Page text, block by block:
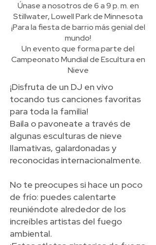
Únase a nosotros de 6 a 9 p. m. en
Stillwater, Lowell Park de Minnesota
¡Para la fiesta de barrio más genial del
mundo!
Un evento que forma parte del
Campeonato Mundial de Escultura en
Nieve
¡Disfruta de un DJ en vivo
tocando tus canciones favoritas
para toda la familia!
Baila o pavoneate a través de
algunas esculturas de nieve
llamativas, galardonadas y
reconocidas internacionalmente.
No te preocupes si hace un poco
de frío: puedes calentarte
reuniéndote alrededor de los
increíbles artistas del fuego
ambiental.